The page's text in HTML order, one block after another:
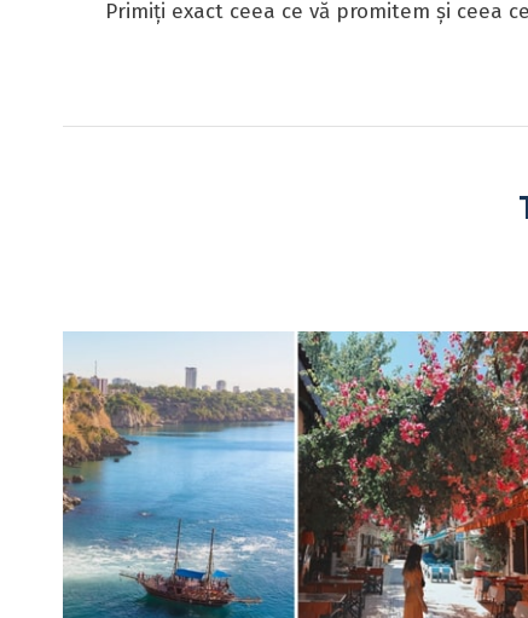
Primiți exact ceea ce vă promitem și ceea